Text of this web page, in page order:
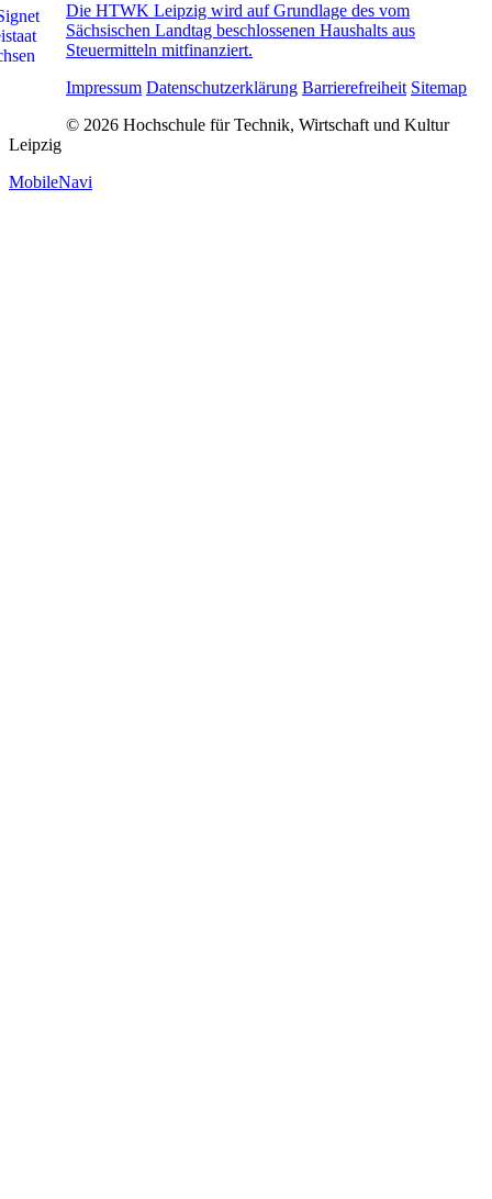
Die HTWK Leipzig wird auf Grundlage des vom
Sächsischen Landtag beschlossenen Haushalts aus
Steuermitteln mitfinanziert.
Impressum Datenschutzerklärung Barrierefreiheit Sitemap
© 2026 Hochschule für Technik, Wirtschaft und Kultur
Leipzig
MobileNavi